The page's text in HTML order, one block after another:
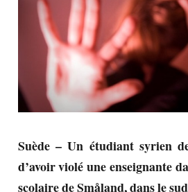
Suède – Un étudiant syrien
d’avoir violé une enseignante
scolaire de Småland, dans le